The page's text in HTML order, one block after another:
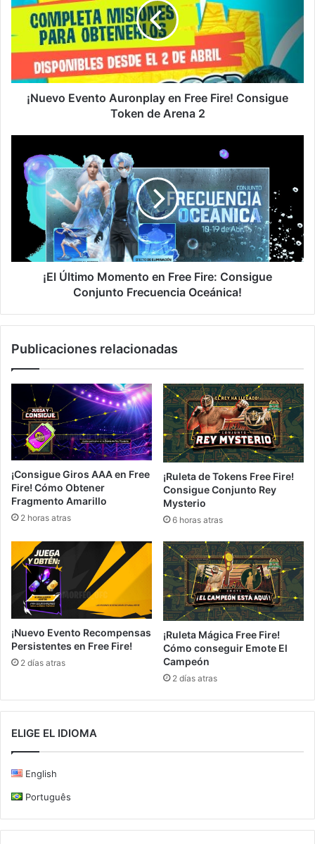
en
Free
Fire!
Consigue
Token
de
Arena¡Nuevo Evento Auronplay en Free Fire! Consigue
Token de Arena 2
Último
Momento
Free
Fire:
Consigue
Conjunto
Frecuencia
Oceánica!¡El Último Momento en Free Fire: Consigue
Conjunto Frecuencia Oceánica!
Publicaciones relacionadas
¡Consigue Giros AAA en Free
Fire! Cómo Obtener
Fragmento Amarillo
2 horas atras
¡Ruleta de Tokens Free Fire!
Consigue Conjunto Rey
Mysterio
6 horas atras
¡Nuevo Evento Recompensas
Persistentes en Free Fire!
2 días atras
¡Ruleta Mágica Free Fire!
Cómo conseguir Emote El
Campeón
2 días atras
ELIGE EL IDIOMA
English
Português